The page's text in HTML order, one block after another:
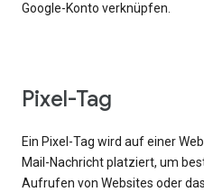
Google-Konto verknüpfen.
Pixel-Tag
Ein Pixel-Tag wird auf einer
Mail-Nachricht platziert, um
Aufrufen von Websites oder